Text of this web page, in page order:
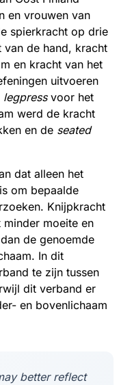
en vrouwen van
spierkracht op drie
van de hand, kracht
en kracht van het
uitvoeren
legpressvoor het
werd de kracht
en de seated
dat alleen het
om bepaalde
Knijpkracht
moeite en
de genoemde
In dit
te zijn tussen
dit verband er
en bovenlichaam
better reflect